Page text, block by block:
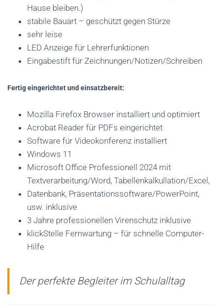
Hause bleiben.)
stabile Bauart – geschützt gegen Stürze
sehr leise
LED Anzeige für Lehrerfunktionen
Eingabestift für Zeichnungen/Notizen/Schreiben
Fertig eingerichtet und einsatzbereit:
Mozilla Firefox Browser installiert und optimiert
Acrobat Reader für PDFs eingerichtet
Software für Videokonferenz installiert
Windows 11
Microsoft Office Professionell 2024 mit
Textverarbeitung/Word, Tabellenkalkullation/Excel,
Datenbank, Präsentationssoftware/PowerPoint,
usw. inklusive
3 Jahre professionellen Virenschutz inklusive
klickStelle Fernwartung – für schnelle Computer-
Hilfe
Der perfekte Begleiter im Schulalltag